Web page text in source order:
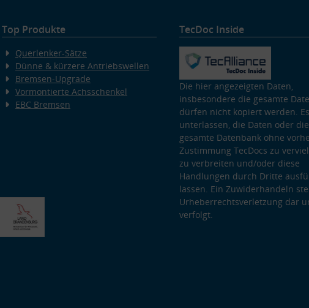
Top Produkte
Querlenker-Sätze
Dünne & kürzere Antriebswellen
Bremsen-Upgrade
Vormontierte Achsschenkel
EBC Bremsen
TecDoc Inside
Die hier angezeigten Daten,
insbesondere die gesamte
dürfen nicht kopiert werden.
unterlassen, die Daten oder die
gesamte Datenbank ohne
Zustimmung TecDocs zu
zu verbreiten und/oder diese
Handlungen durch Dritte
lassen. Ein Zuwiderhandeln
Urheberrechtsverletzung dar
verfolgt.